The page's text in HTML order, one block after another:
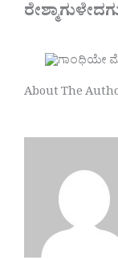
About The